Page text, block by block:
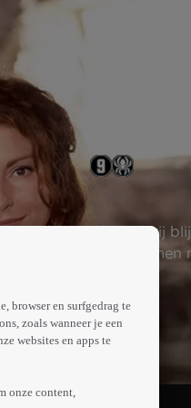
altijd op de boerderij
proberen er samen
browser en surfgedrag te
zoals wanneer je een
websites en apps te
onze content,